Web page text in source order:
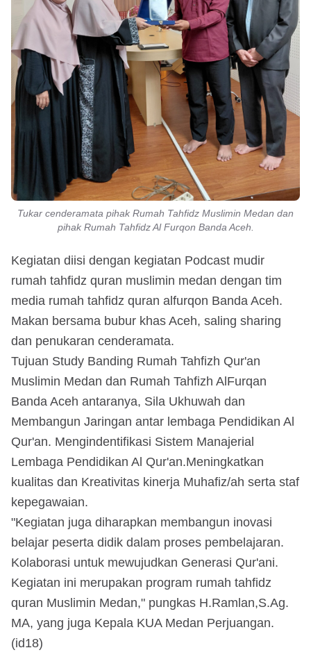
Tukar cenderamata pihak Rumah Tahfidz Muslimin Medan dan
pihak Rumah Tahfidz Al Furqon Banda Aceh.
Kegiatan diisi dengan kegiatan Podcast mudir
rumah tahfidz quran muslimin medan dengan tim
media rumah tahfidz quran alfurqon Banda Aceh.
Makan bersama bubur khas Aceh, saling sharing
dan penukaran cenderamata.
Tujuan Study Banding Rumah Tahfizh Qur'an
Muslimin Medan dan Rumah Tahfizh AlFurqan
Banda Aceh antaranya, Sila Ukhuwah dan
Membangun Jaringan antar lembaga Pendidikan Al
Qur'an. Mengindentifikasi Sistem Manajerial
Lembaga Pendidikan Al Qur'an.Meningkatkan
kualitas dan Kreativitas kinerja Muhafiz/ah serta staf
kepegawaian.
"Kegiatan juga diharapkan membangun inovasi
belajar peserta didik dalam proses pembelajaran.
Kolaborasi untuk mewujudkan Generasi Qur'ani.
Kegiatan ini merupakan program rumah tahfidz
quran Muslimin Medan," pungkas H.Ramlan,S.Ag.
MA, yang juga Kepala KUA Medan Perjuangan.
(id18)